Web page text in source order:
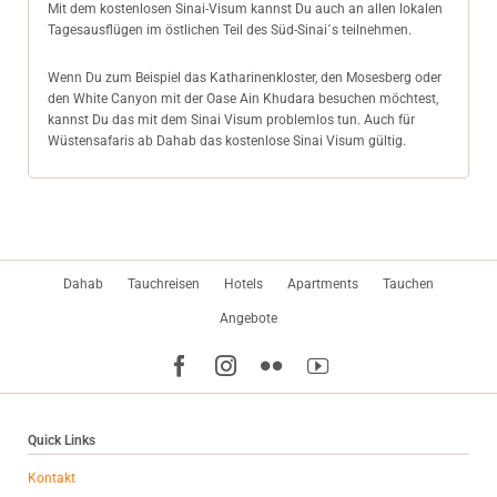
Mit dem kostenlosen Sinai-Visum kannst Du auch an allen lokalen
Tagesausflügen im östlichen Teil des Süd-Sinai´s teilnehmen.
Wenn Du zum Beispiel das Katharinenkloster, den Mosesberg oder
den White Canyon mit der Oase Ain Khudara besuchen möchtest,
kannst Du das mit dem Sinai Visum problemlos tun. Auch für
Wüstensafaris ab Dahab das kostenlose Sinai Visum gültig.
Navigation
Dahab Tauchreisen Hotels Apartments Tauchen
Angebote
Quick Links
Kontakt